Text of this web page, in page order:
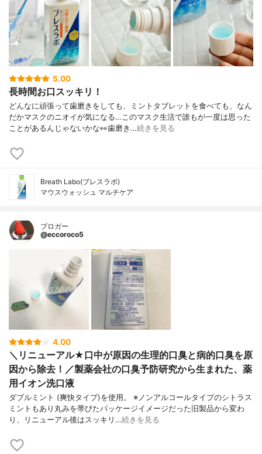
5.00
長時間お口スッキリ！
どんなに頑張って歯磨きをしても、ミントタブレットを食べても、なん
だかマスクのニオイが気になる…このマスク生活で誰もが一度は思った
ことがあるんじゃないかな👀歯磨き…続きを見る
Breath Labo(ブレスラボ)
マウスウォッシュ マルチケア
ブロガー
@eccoroco5
4.00
＼リニューアル★口中が原因の生理的口臭と病的口臭を原
因から除去！／製薬会社の口臭予防研究から生まれた、薬
用イオン洗口液
ダブルミント (爽快タイプ)を使用。 ※ノンアルコールタイプのシトラス
ミントもあり丸みを帯びたパッケージイメージだった旧製品から変わ
り、リニューアル後はスッキリ…続きを見る